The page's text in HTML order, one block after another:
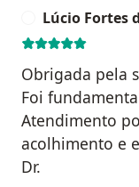
Lúcio Fortes
Obrigada pela
Foi
Atendimento
acolhimento e
Dr.